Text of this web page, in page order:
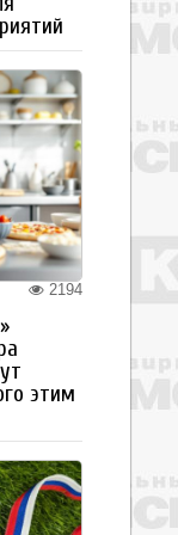
2194
этим